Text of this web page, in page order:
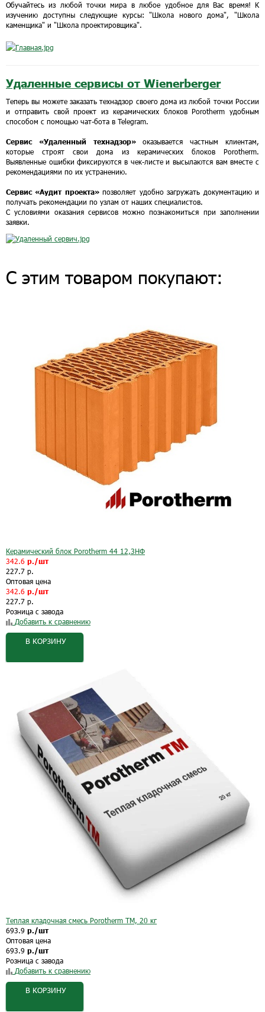
Обучайтесь из любой точки мира в любое удобное для Вас время! К
изучению доступны следующие курсы: "Школа нового дома", "Школа
каменщика" и "Школа проектировщика".
Удаленные сервисы от Wienerberger
Теперь вы можете заказать технадзор своего дома из любой точки России
и отправить свой проект из керамических блоков Porotherm удобным
способом с помощью чат-бота в Telegram.
Сервис «Удаленный технадзор»оказывается частным клиентам,
которые строят свои дома из керамических блоков Porotherm.
Выявленные ошибки фиксируются в чек-листе и высылаются вам вместе с
рекомендациями по их устранению.
Сервис «Аудит проекта»позволяет удобно загружать документацию и
получать рекомендации по узлам от наших специалистов.
С условиями оказания сервисов можно познакомиться при заполнении
заявки.
С этим товаром покупают:
Керамический блок Porotherm 44 12,3НФ
342.6 р./шт
227.7 р.
Оптовая цена
342.6 р./шт
227.7 р.
Розница с завода
Добавить к сравнению
В КОРЗИНУ
Теплая кладочная смесь Porotherm TM, 20 кг
693.9 р./шт
Оптовая цена
693.9 р./шт
Розница с завода
Добавить к сравнению
В КОРЗИНУ